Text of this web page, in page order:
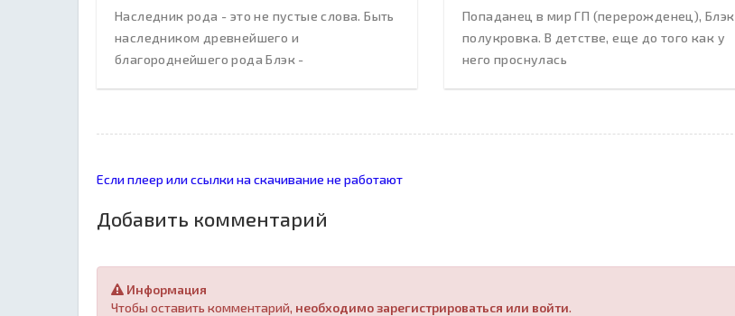
Наследник рода - это не пустые слова. Быть
наследником древнейшего и
благороднейшего рода Блэк -
Попаданец в мир ГП (перерожденец), Блэк
полукровка. В детстве, еще до того как у
него проснулась
Если плеер или ссылки на скачивание не работают
Добавить комментарий
Информация
Чтобы оставить комментарий, необходимо зарегистрироваться или войти.